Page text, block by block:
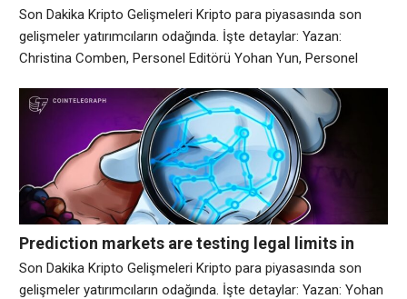
time macro radar: Sygnum | Kripto Haberleri
Son Dakika Kripto Gelişmeleri Kripto para piyasasında son
gelişmeler yatırımcıların odağında. İşte detaylar: Yazan:
Christina Comben, Personel Editörü Yohan Yun, Personel
zamanlı makro radarlara dönüştürüyor: Sygnum 32 dakika
önce İran’ın savaş olasılıkları Polymarket ve Kalshi üzerinde
sallanırken Sygnum’dan Fabian Dori, tahmin piyasalarının hızla
kripto masaları için makro araçlar
Prediction markets are testing legal limits in
strict Asian markets | Kripto Haberleri
Son Dakika Kripto Gelişmeleri Kripto para piyasasında son
gelişmeler yatırımcıların odağında. İşte detaylar: Yazan: Yohan